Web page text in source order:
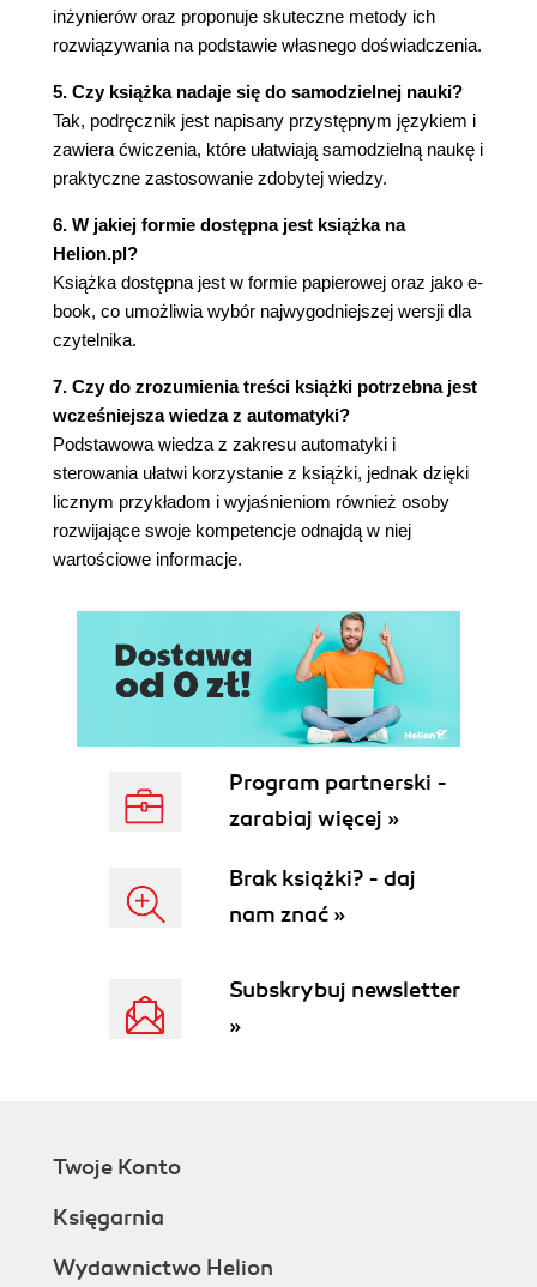
inżynierów oraz proponuje skuteczne metody ich
rozwiązywania na podstawie własnego doświadczenia.
5. Czy książka nadaje się do samodzielnej nauki?
Tak, podręcznik jest napisany przystępnym językiem i
zawiera ćwiczenia, które ułatwiają samodzielną naukę i
praktyczne zastosowanie zdobytej wiedzy.
6. W jakiej formie dostępna jest książka na
Helion.pl?
Książka dostępna jest w formie papierowej oraz jako e-
book, co umożliwia wybór najwygodniejszej wersji dla
czytelnika.
7. Czy do zrozumienia treści książki potrzebna jest
wcześniejsza wiedza z automatyki?
Podstawowa wiedza z zakresu automatyki i
sterowania ułatwi korzystanie z książki, jednak dzięki
licznym przykładom i wyjaśnieniom również osoby
rozwijające swoje kompetencje odnajdą w niej
wartościowe informacje.
Program partnerski -
zarabiaj więcej »
Brak książki? - daj
nam znać »
Subskrybuj newsletter
»
Twoje Konto
Księgarnia
Wydawnictwo Helion